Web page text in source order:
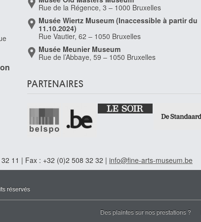
Rue de la Régence, 3 – 1000 Bruxelles
Musée Wiertz Museum (Inaccessible à partir du
11.10.2024)
Rue Vautier, 62 – 1050 Bruxelles
Musée Meunier Museum
Rue de l’Abbaye, 59 – 1050 Bruxelles
PARTENAIRES
11 | Fax : +32 (0)2 508 32 32 | info@fine-arts-museum.be
réservés
Des plaintes sur nos prestations ?